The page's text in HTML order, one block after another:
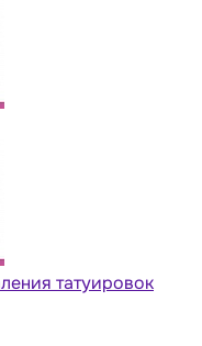
татуировок